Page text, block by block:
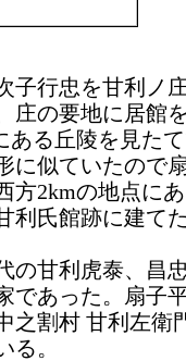
子行忠を甘利ノ
庄の要地に居館
ある丘陵を見た
に似ていたので
方2kmの地点に
利氏館跡に建て
の甘利虎泰、昌
であった。扇子
之割村 甘利左衛
る。